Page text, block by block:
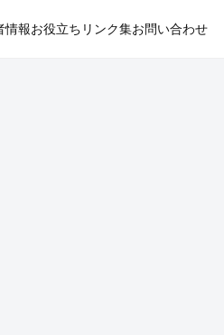
情報お役立ちリンク集お問い合わせ